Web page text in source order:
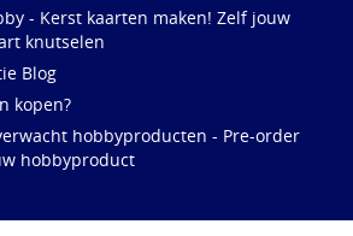
- Kerst kaarten maken! Zelf jouw
knutselen
Blog
kopen?
hobbyproducten - Pre-order
hobbyproduct